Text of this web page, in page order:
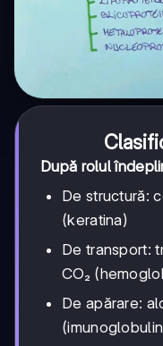
După rolul
De structură:
(keratina)
De transport:
CO₂
De apărare: